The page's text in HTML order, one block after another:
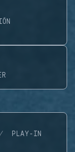
PLAY-IN